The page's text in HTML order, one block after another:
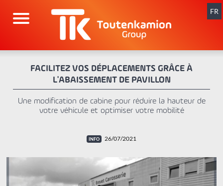
contenu
FR
FACILITEZ VOS DÉPLACEMENTS GRÂCE À
L'ABAISSEMENT DE PAVILLON
Une modification de cabine pour réduire la hauteur de
votre véhicule et optimiser votre mobilité
26/07/2021